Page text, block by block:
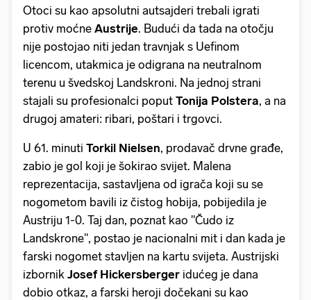
Otoci su kao apsolutni autsajderi trebali igrati
protiv moćne Austrije. Budući da tada na otočju
nije postojao niti jedan travnjak s Uefinom
licencom, utakmica je odigrana na neutralnom
terenu u švedskoj Landskroni. Na jednoj strani
stajali su profesionalci poput Tonija Polstera, a na
drugoj amateri: ribari, poštari i trgovci.
U 61. minuti Torkil Nielsen, prodavač drvne građe,
zabio je gol koji je šokirao svijet. Malena
reprezentacija, sastavljena od igrača koji su se
nogometom bavili iz čistog hobija, pobijedila je
Austriju 1-0. Taj dan, poznat kao "Čudo iz
Landskrone", postao je nacionalni mit i dan kada je
farski nogomet stavljen na kartu svijeta. Austrijski
izbornik Josef Hickersberger idućeg je dana
dobio otkaz, a farski heroji dočekani su kao